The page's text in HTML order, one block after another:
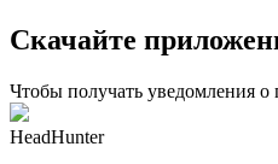
Скачайте
Чтобы получать уведомления
HeadHunter